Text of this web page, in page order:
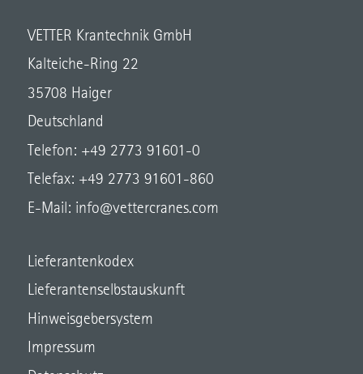
VETTER Krantechnik GmbH
Kalteiche-Ring 22
35708 Haiger
Deutschland
Telefon: +49 2773 91601-0
Telefax: +49 2773 91601-860
E-Mail: info@vettercranes.com
Lieferantenkodex
Lieferantenselbstauskunft
Hinweisgebersystem
Impressum